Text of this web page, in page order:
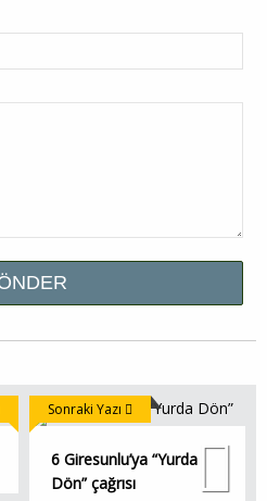
6 Giresunlu’ya “Yurda
Dön” çağrısı
Sonraki Yazı